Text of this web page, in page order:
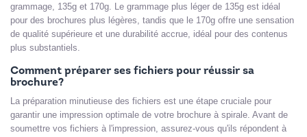
grammage, 135g et 170g. Le grammage plus léger de 135g est idéal
pour des brochures plus légères, tandis que le 170g offre une sensation
de qualité supérieure et une durabilité accrue, idéal pour des contenus
plus substantiels.
Comment préparer ses fichiers pour réussir sa
brochure?
La préparation minutieuse des fichiers est une étape cruciale pour
garantir une impression optimale de votre brochure à spirale. Avant de
soumettre vos fichiers à l'impression, assurez-vous qu'ils répondent à